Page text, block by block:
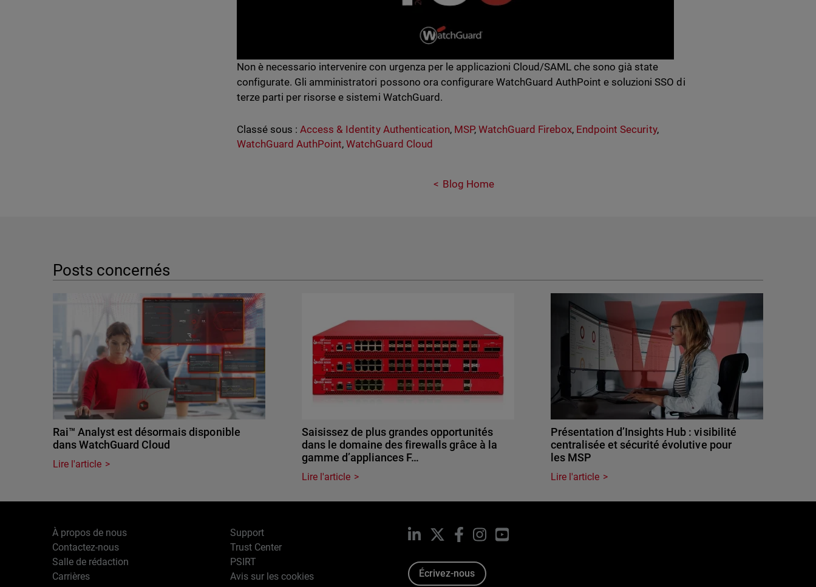
Non è necessario intervenire con urgenza per le applicazioni Cloud/SAML che sono già state
configurate. Gli amministratori possono ora configurare WatchGuard AuthPoint e soluzioni SSO di
terze parti per risorse e sistemi WatchGuard.
Classé sous : Access & Identity Authentication, MSP, WatchGuard Firebox, Endpoint Security,
WatchGuard AuthPoint,WatchGuard Cloud
Blog Home
Posts concernés
Rai™ Analyst est désormais disponible
dans WatchGuard Cloud
Lire l'article
Saisissez de plus grandes opportunités
dans le domaine des firewalls grâce à la
gamme d’appliances F…
Lire l'article
Présentation d’Insights Hub : visibilité
centralisée et sécurité évolutive pour
les MSP
Lire l'article
À propos de nous
Contactez-nous
Salle de rédaction
Carrières
Support
Trust Center
PSIRT
Avis sur les cookies
LinkedIn Facebook
InstagramYouTube
Écrivez-nous